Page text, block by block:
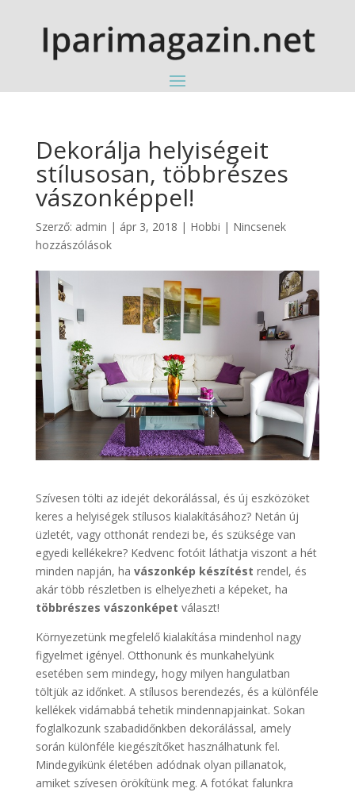
Dekorálja helyiségeit
stílusosan, többrészes
vászonképpel!
Szerző: admin | ápr 3, 2018 | Hobbi | Nincsenek
hozzászólások
Szívesen tölti az idejét dekorálással, és új eszközöket
keres a helyiségek stílusos kialakításához? Netán új
üzletét, vagy otthonát rendezi be, és szüksége van
egyedi kellékekre? Kedvenc fotóit láthatja viszont a hét
minden napján, ha vászonkép készítést rendel, és
akár több részletben is elhelyezheti a képeket, ha
többrészes vászonképet választ!
Környezetünk megfelelő kialakítása mindenhol nagy
figyelmet igényel. Otthonunk és munkahelyünk
esetében sem mindegy, hogy milyen hangulatban
töltjük az időnket. A stílusos berendezés, és a különféle
kellékek vidámabbá tehetik mindennapjainkat. Sokan
foglalkozunk szabadidőnkben dekorálással, amely
során különféle kiegészítőket használhatunk fel.
Mindegyikünk életében adódnak olyan pillanatok,
amiket szívesen örökítünk meg. A fotókat falunkra